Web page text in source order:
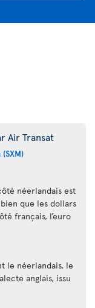
Air Transat
néerlandais est
que les dollars
français, l’euro
le néerlandais, le
anglais, issu